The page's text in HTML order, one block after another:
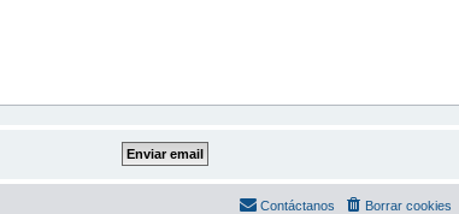
Borrar cookies
Contáctanos